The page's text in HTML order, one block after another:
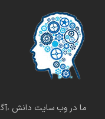
ما در وب سایت دانش